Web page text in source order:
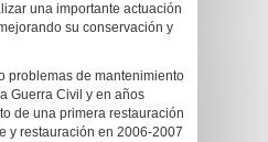
una importante actuación
su conservación y
problemas de mantenimiento
Guerra Civil y en años
de una primera restauración
y restauración en 2006-2007